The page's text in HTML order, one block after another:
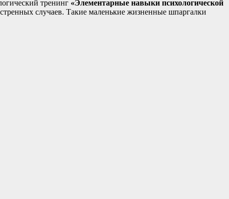
тренинг «Элементарные навыки психологической
случаев. Такие маленькие жизненные шпаргалки